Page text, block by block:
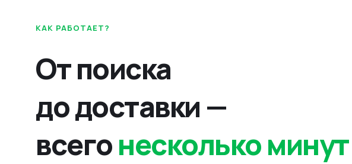
КАК РАБОТАЕТ?
От поиска
до доставки —
всегонесколько минут